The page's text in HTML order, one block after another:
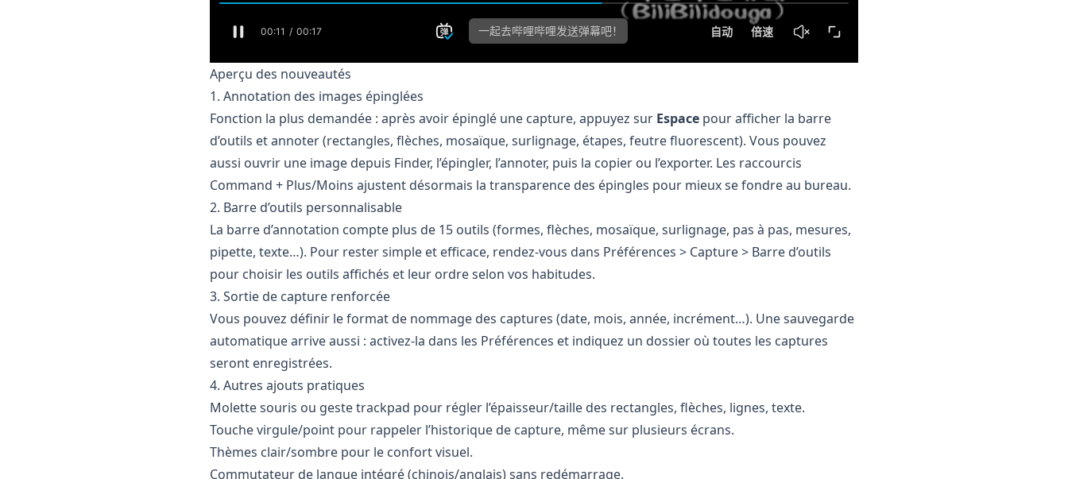
Aperçu des nouveautés
1. Annotation des images épinglées
Fonction la plus demandée : après avoir épinglé une capture, appuyez sur Espace pour afficher la barre
d’outils et annoter (rectangles, flèches, mosaïque, surlignage, étapes, feutre fluorescent). Vous pouvez
aussi ouvrir une image depuis Finder, l’épingler, l’annoter, puis la copier ou l’exporter. Les raccourcis
Command + Plus/Moins ajustent désormais la transparence des épingles pour mieux se fondre au bureau.
2. Barre d’outils personnalisable
La barre d’annotation compte plus de 15 outils (formes, flèches, mosaïque, surlignage, pas à pas, mesures,
pipette, texte…). Pour rester simple et efficace, rendez‑vous dans Préférences > Capture > Barre d’outils
pour choisir les outils affichés et leur ordre selon vos habitudes.
3. Sortie de capture renforcée
Vous pouvez définir le format de nommage des captures (date, mois, année, incrément…). Une sauvegarde
automatique arrive aussi : activez‑la dans les Préférences et indiquez un dossier où toutes les captures
seront enregistrées.
4. Autres ajouts pratiques
Molette souris ou geste trackpad pour régler l’épaisseur/taille des rectangles, flèches, lignes, texte.
Touche virgule/point pour rappeler l’historique de capture, même sur plusieurs écrans.
Thèmes clair/sombre pour le confort visuel.
Commutateur de langue intégré (chinois/anglais) sans redémarrage.